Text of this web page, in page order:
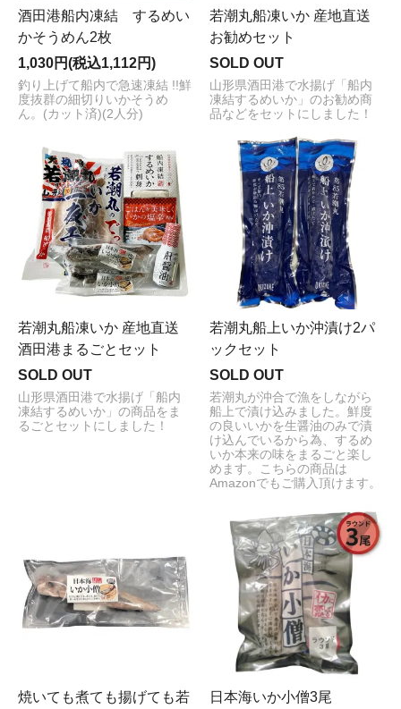
酒田港船内凍結 するめい
かそうめん2枚
1,030円(税込1,112円)
釣り上げて船内で急速凍結 !!鮮
度抜群の細切りいかそうめ
ん。(カット済)(2人分)
若潮丸船凍いか 産地直送
お勧めセット
SOLD OUT
山形県酒田港で水揚げ「船内
凍結するめいか」のお勧め商
品などをセットにしました！
若潮丸船凍いか 産地直送
酒田港まるごとセット
SOLD OUT
山形県酒田港で水揚げ「船内
凍結するめいか」の商品をま
るごとセットにしました！
若潮丸船上いか沖漬け2パ
ックセット
SOLD OUT
若潮丸が沖合で漁をしながら
船上で漬け込みました。鮮度
の良いいかを生醤油のみで漬
け込んでいるから為、するめ
いか本来の味をまるごと楽し
めます。こちらの商品は
Amazonでもご購入頂けます。
焼いても煮ても揚げても若
日本海いか小僧3尾